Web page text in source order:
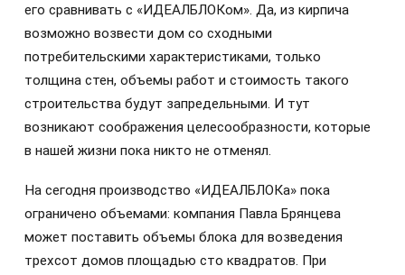
его сравнивать с «ИДЕАЛБЛОКом». Да, из кирпича
возможно возвести дом со сходными
потребительскими характеристиками, только
толщина стен, объемы работ и стоимость такого
строительства будут запредельными. И тут
возникают соображения целесообразности, которые
в нашей жизни пока никто не отменял.
На сегодня производство «ИДЕАЛБЛОКа» пока
ограничено объемами: компания Павла Брянцева
может поставить объемы блока для возведения
трехсот домов площадью сто квадратов. При